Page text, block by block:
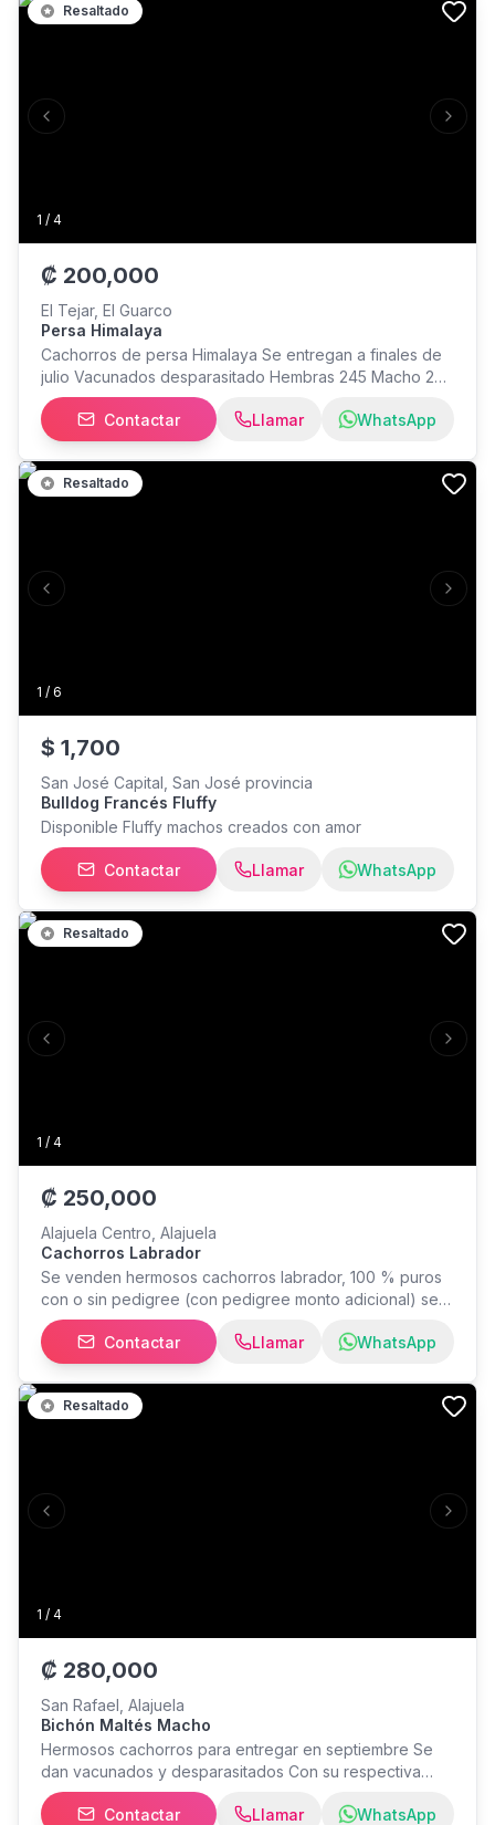
1 / 4
Previous slide Next
Resaltado
₡ 200,000
El Tejar, El Guarco
Persa Himalaya
Cachorros de persa Himalaya Se entregan a finales de
julio Vacunados desparasitado Hembras 245 Macho 200
Inf al
Contactar
Llamar WhatsApp
1 / 6
Previous slide Next
Resaltado
$ 1,700
San José Capital, San José provincia
Bulldog Francés Fluffy
Disponible Fluffy machos creados con amor
Contactar Llamar WhatsApp
1 / 4
Previous slide Next
Resaltado
₡ 250,000
Alajuela Centro, Alajuela
Cachorros Labrador
Se venden hermosos cachorros labrador, 100 % puros
con o sin pedigree (con pedigree monto adicional) se
entregan vacunados y desparacitados, tenemos
hembras y machos. Tel. 88.ochenta y dos.58.setenta y
dos
Contactar Llamar WhatsApp
1 / 4
Previous slide Next
Resaltado
₡ 280,000
San Rafael, Alajuela
Bichón Maltés Macho
Hermosos cachorros para entregar en septiembre Se
dan vacunados y desparasitados Con su respectiva
revisión veterinaria
Contactar
Llamar WhatsApp